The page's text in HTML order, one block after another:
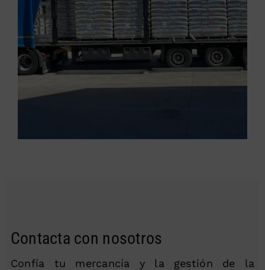
Contacta con nosotros
Confía tu mercancía y la gestión de la